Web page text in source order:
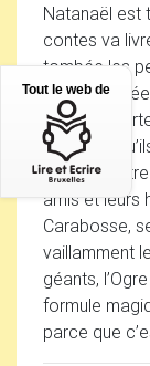
Natanaël est
contes va
tombée les
méchante
Crochet,
Natanaël
de
amis et leurs
Carabosse,
vaillamment
géants,
formule
parce que
Tout le web de